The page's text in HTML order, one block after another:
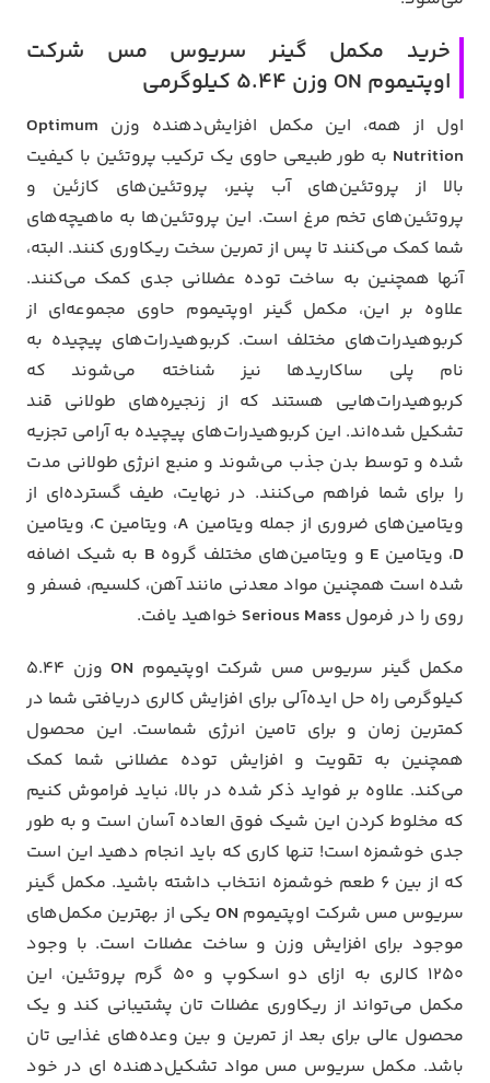
خرید مکمل گینر سریوس مس شرکت
اوپتیموم ON وزن 5.44 کیلوگرمی
اول از همه، این مکمل افزایش‌دهنده وزن Optimum
Nutrition به طور طبیعی حاوی یک ترکیب پروتئین با کیفیت
بالا از پروتئین‌های آب پنیر، پروتئین‌های کازئین و
پروتئین‌های تخم مرغ است. این پروتئین‌ها به ماهیچه‌های
شما کمک می‌کنند تا پس از تمرین سخت ریکاوری کنند. البته،
آنها همچنین به ساخت توده عضلانی جدی کمک می‌کنند.
علاوه بر این، مکمل گینر اوپتیموم حاوی مجموعه‌ای از
کربوهیدرات‌های مختلف است. کربوهیدرات‌های پیچیده به
نام پلی ساکاریدها نیز شناخته می‌شوند که
کربوهیدرات‌هایی هستند که از زنجیره‌های طولانی قند
تشکیل شده‌اند. این کربوهیدرات‌های پیچیده به آرامی تجزیه
شده و توسط بدن جذب می‌شوند و منبع انرژی طولانی مدت
را برای شما فراهم می‌کنند. در نهایت، طیف گسترده‌ای از
ویتامین‌های ضروری از جمله ویتامین A، ویتامین C، ویتامین
D، ویتامین E و ویتامین‌های مختلف گروه B به شیک اضافه
شده است همچنین مواد معدنی مانند آهن، کلسیم، فسفر و
روی را در فرمول Serious Mass خواهید یافت.
مکمل گینر سریوس مس شرکت اوپتیموم ON
وزن 5.44
کیلوگرمی راه حل ایده‌آلی برای افزایش کالری دریافتی شما در
کمترین زمان و برای تامین انرژی شماست. این محصول
همچنین به تقویت و افزایش توده عضلانی شما کمک
می‌کند. علاوه بر فواید ذکر شده در بالا، نباید فراموش کنیم
که مخلوط کردن این شیک فوق العاده آسان است و به طور
جدی خوشمزه است! تنها کاری که باید انجام دهید این است
که از بین 6 طعم خوشمزه انتخاب داشته باشید. مکمل گینر
سریوس مس شرکت اوپتیموم ON یکی از بهترین مکمل‌های
موجود برای افزایش وزن و ساخت عضلات است. با وجود
1250 کالری به ازای دو اسکوپ و 50 گرم پروتئین، این
مکمل می‌تواند از ریکاوری عضلات تان پشتیبانی کند و یک
محصول عالی برای بعد از تمرین و بین وعده‌های غذایی تان
باشد. مکمل سریوس مس مواد تشکیل‌دهنده ای در خود